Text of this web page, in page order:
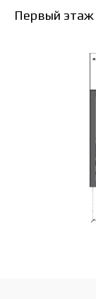
Первый этаж